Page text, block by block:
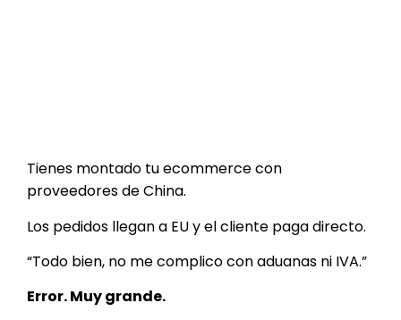
Tienes montado tu ecommerce con
proveedores de China.
Los pedidos llegan a EU y el cliente paga directo.
“Todo bien, no me complico con aduanas ni IVA.”
Error. Muy grande.